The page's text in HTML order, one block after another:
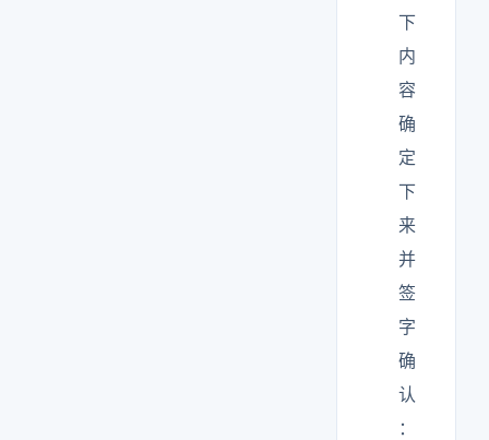
下
内
容
确
定
下
来
并
签
字
确
认
：